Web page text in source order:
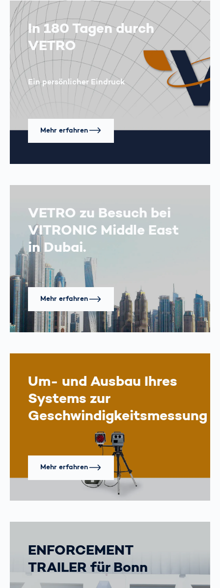
In 180 Tagen durch
VETRO
Ein persönlicher Eindruck
Mehr erfahren
VETRO zu Besuch bei
VITRONIC Middle East
in Dubai.
Mehr erfahren
Um- und Ausbau Ihres
Systems zur
Geschwindigkeitsmessung
Mehr erfahren
ENFORCEMENT
TRAILER für Bonn